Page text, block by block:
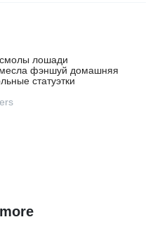
лошади
фэншуй домашняя
статуэтки
и миниатюры